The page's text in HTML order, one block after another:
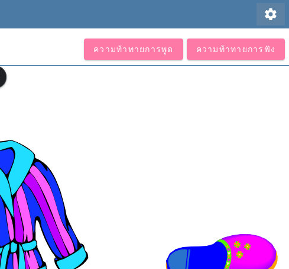
settings
ความท้าทายการพูด ความท้าทายการฟัง